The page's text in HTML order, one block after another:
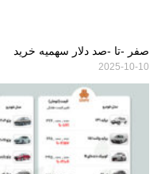
صفر -تا -صد دلار سهمیه خرید
2025-10-10